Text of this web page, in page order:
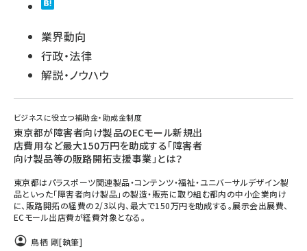
業界動向
行政・法律
解説・ノウハウ
ビジネスに役立つ補助金・助成金制度
東京都が障害者向け製品のECモール新規出
店費用など最大150万円を助成する「障害者
向け製品等の販路開拓支援事業」とは？
東京都はパラスポーツ関連製品・コンテンツ・福祉・ユニバーサルデザイン製
品といった「障害者向け製品」の製造・販売に取り組む都内の中小企業向け
に、販路開拓の経費の2/3以内、最大で150万円を助成する。展示会出展費、
ECモール出店費が経費対象となる。
鳥栖 剛[執筆]